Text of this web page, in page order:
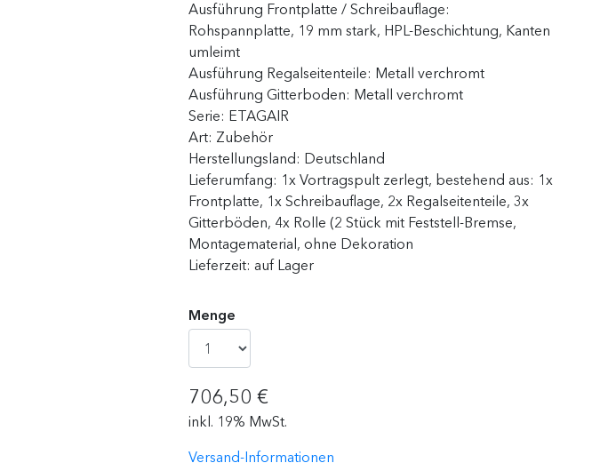
Ausführung Frontplatte / Schreibauflage:
Rohspannplatte, 19 mm stark, HPL-Beschichtung, Kanten
umleimt
Ausführung Regalseitenteile: Metall verchromt
Ausführung Gitterboden: Metall verchromt
Serie: ETAGAIR
Art: Zubehör
Herstellungsland: Deutschland
Lieferumfang: 1x Vortragspult zerlegt, bestehend aus: 1x
Frontplatte, 1x Schreibauflage, 2x Regalseitenteile, 3x
Gitterböden, 4x Rolle (2 Stück mit Feststell-Bremse,
Montagematerial, ohne Dekoration
Lieferzeit:auf Lager
Menge
706,50 €
inkl. 19% MwSt.
Versand-Informationen